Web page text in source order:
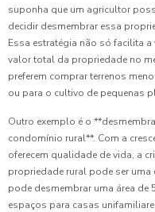
suponha que um agricultor
decidir desmembrar essa
Essa estratégia não só facilita
valor total da propriedade no
preferem comprar terrenos
ou para o cultivo de pequenas
Outro exemplo é o
condomínio rural**. Com a
oferecem qualidade de vida, a
propriedade rural pode ser
pode desmembrar uma área de
espaços para casas